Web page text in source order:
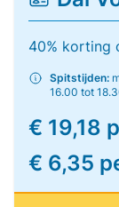
40% korting
Spitstijden:
16.00 tot
€ 19,18
€ 6,35